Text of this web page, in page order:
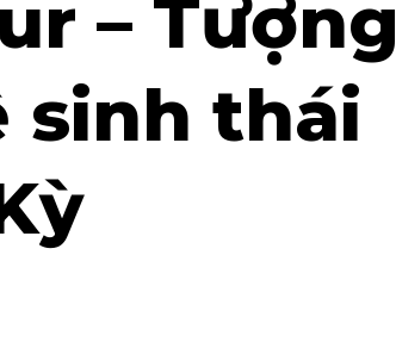
– Tượng
sinh thái